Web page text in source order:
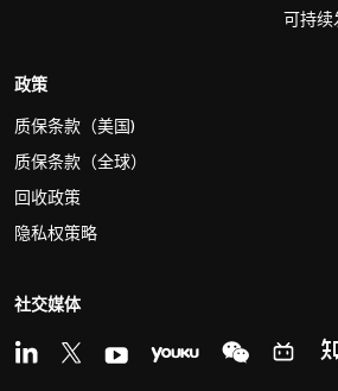
可持续
政策
质保条款（美国)
质保条款（全球）
回收政策
隐私权策略
社交媒体